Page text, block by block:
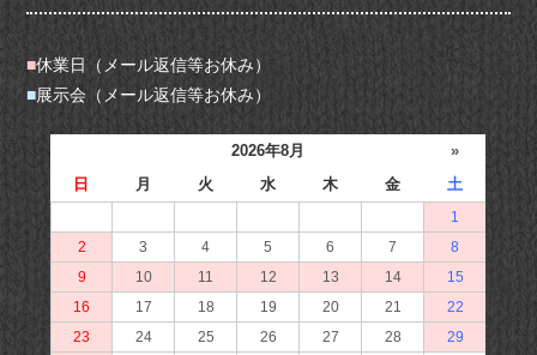
■休業日（メール返信等お休み）
■展示会（メール返信等お休み）